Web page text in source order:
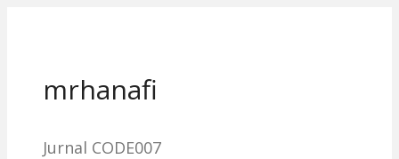
mrhanafi
Jurnal CODE007